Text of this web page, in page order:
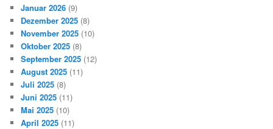
Januar 2026 (9)
Dezember 2025 (8)
November 2025 (10)
Oktober 2025 (8)
September 2025 (12)
August 2025 (11)
Juli 2025 (8)
Juni 2025 (11)
Mai 2025 (10)
April 2025 (11)